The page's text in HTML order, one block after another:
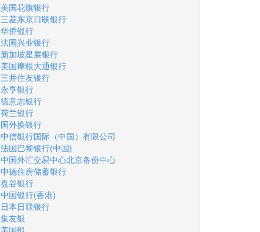
美国花旗银行
三菱东京日联银行
华侨银行
法国兴业银行
新加坡星展银行
美国摩根大通银行
三井住友银行
永亨银行
德意志银行
荷兰银行
国外换银行
中信银行国际（中国）有限公司
法国巴黎银行(中国)
中国外汇交易中心北京备份中心
中德住房储蓄银行
盘谷银行
中国银行(香港)
日本日联银行
集友银
美国银